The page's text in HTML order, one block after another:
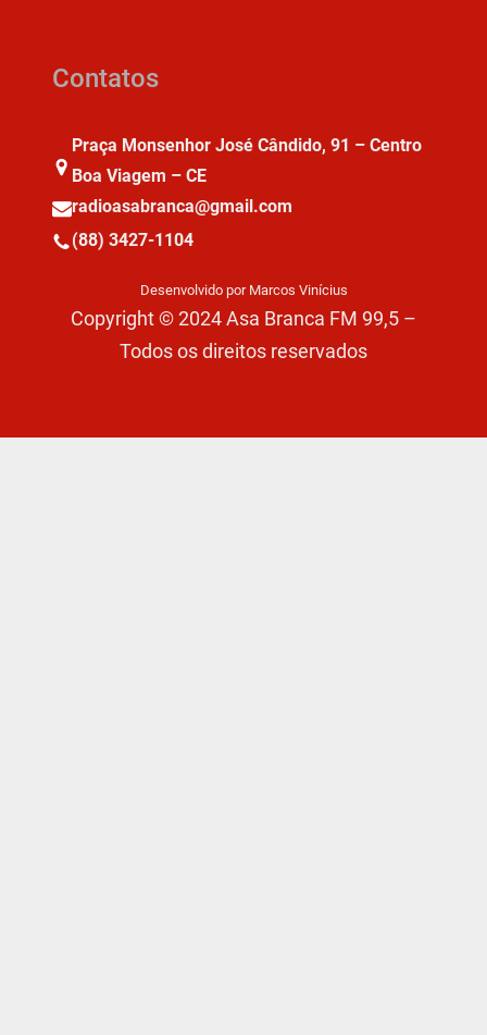
Contatos
Praça Monsenhor José Cândido, 91 – Centro
Boa Viagem – CE
radioasabranca@gmail.com
(88) 3427-1104
Desenvolvido por Marcos Vinícius
Copyright © 2024 Asa Branca FM 99,5 –
Todos os direitos reservados